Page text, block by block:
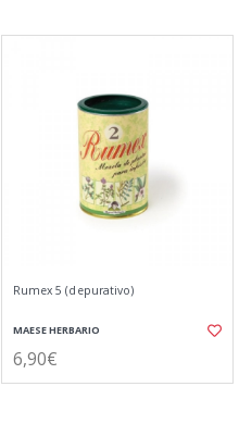
Rumex 5 (depurativo)
MAESE HERBARIO
6,90€